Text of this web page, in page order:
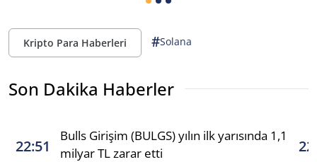
Kripto Para Haberleri #Solana
Son Dakika Haberler
22:51
Bulls Girişim (BULGS) yılın ilk yarısında 1,1
milyar TL zarar etti